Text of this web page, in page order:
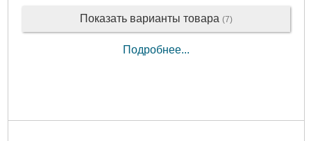
Показать варианты товара (7)
Подробнее...